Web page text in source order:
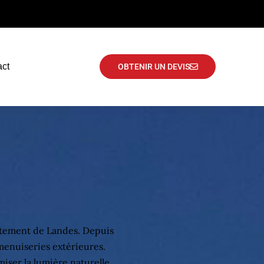
OBTENIR UN DEVIS
de Landes. Depuis
extérieures.